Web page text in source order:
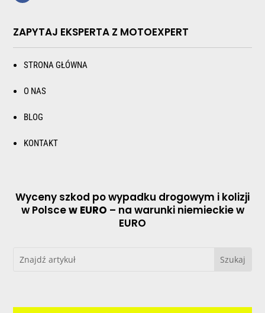
ZAPYTAJ EKSPERTA Z MOTOEXPERT
STRONA GŁÓWNA
O NAS
BLOG
KONTAKT
Wyceny szkod po wypadku drogowym i kolizji
w Polscew EURO – na warunki niemieckie w
EURO